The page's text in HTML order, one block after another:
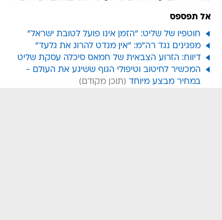
אל תפספס
חוטפיו של שליט: "הזמן אינו פועל לטובת ישראל"
מפגינים נגד רה"מ: "אין מנדט להרוג את גלעד"
דיווח: הזרוע הצבאית של חמאס סיכלה עסקת שליט
המכשיר לחיטוב וטיפולי הגוף ששיגע את העולם -
במחיר מבצע מיוחד